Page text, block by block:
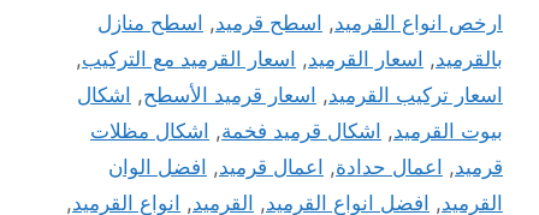
ارخص انواع القرميد, اسطح قرميد, اسطح منازل
بالقرميد, اسعار القرميد, اسعار القرميد مع التركيب,
اسعار تركيب القرميد, اسعار قرميد الأسطح, اشكال
بيوت القرميد, اشكال قرميد فخمة, اشكال مظلات
قرميد, اعمال حدادة, اعمال قرميد, افضل الوان
القرميد, افضل انواع القرميد, القرميد, انواع القرميد,